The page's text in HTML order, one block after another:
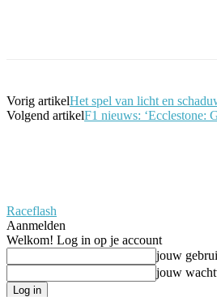
Vorig artikelHet spel van licht en
Volgend artikelF1 nieuws: ‘Ecclestone:
Raceflash
Aanmelden
Welkom! Log in op je account
jouw
jouw